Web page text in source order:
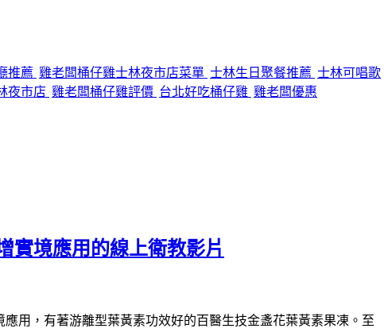
推薦 雞老闆桶仔雞士林夜市店菜單 士林生日聚餐推薦 士林可唱歌
夜市店 雞老闆桶仔雞評價 台北好吃桶仔雞 雞老闆優惠
實境應用的線上衛教影片
用，有著游離型葉黃素功效好的百醫生技金盞花葉黃素果凍。至